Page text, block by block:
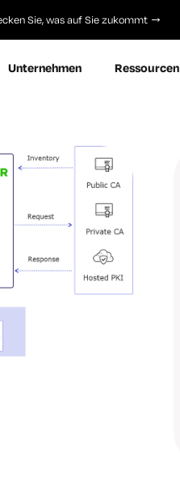
Sie, was auf Sie zukommt
Unternehmen Ressourcen